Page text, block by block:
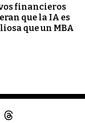
financieros
que la IA es
que un MBA